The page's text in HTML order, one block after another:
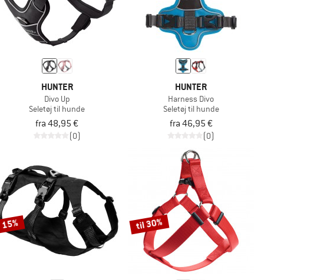
HUNTER
Divo Up
Seletøj til hunde
fra 48,95 €
(0)
HUNTER
Harness Divo
Seletøj til hunde
fra 46,95 €
(0)
15% til 30%